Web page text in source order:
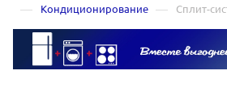
— Кондиционирование — Сплит-